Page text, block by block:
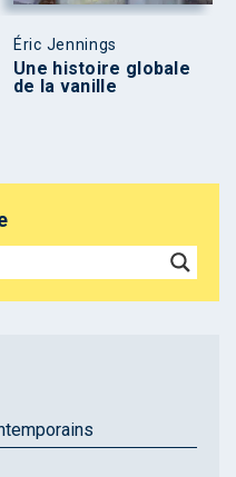
Éric Jennings
Une histoire globale
de la vanille